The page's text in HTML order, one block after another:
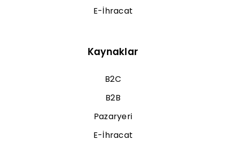
E-İhracat
Kaynaklar
B2C
B2B
Pazaryeri
E-İhracat